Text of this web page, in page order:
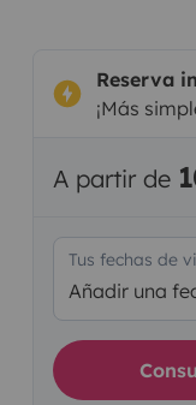
Reserva
¡Más
A partir de
Tus fechas de
Añadir una